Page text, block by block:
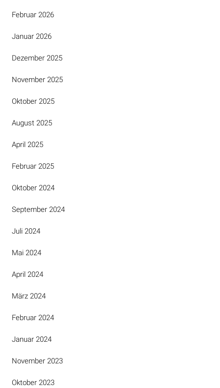
Februar 2026
Januar 2026
Dezember 2025
November 2025
Oktober 2025
August 2025
April 2025
Februar 2025
Oktober 2024
September 2024
Juli 2024
Mai 2024
April 2024
März 2024
Februar 2024
Januar 2024
November 2023
Oktober 2023